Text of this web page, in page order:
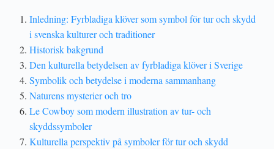
Inledning: Fyrbladiga klöver som symbol för tur och skydd
i svenska kulturer och traditioner
Historisk bakgrund
Den kulturella betydelsen av fyrbladiga klöver i Sverige
Symbolik och betydelse i moderna sammanhang
Naturens mysterier och tro
Le Cowboy som modern illustration av tur- och
skyddssymboler
Kulturella perspektiv på symboler för tur och skydd